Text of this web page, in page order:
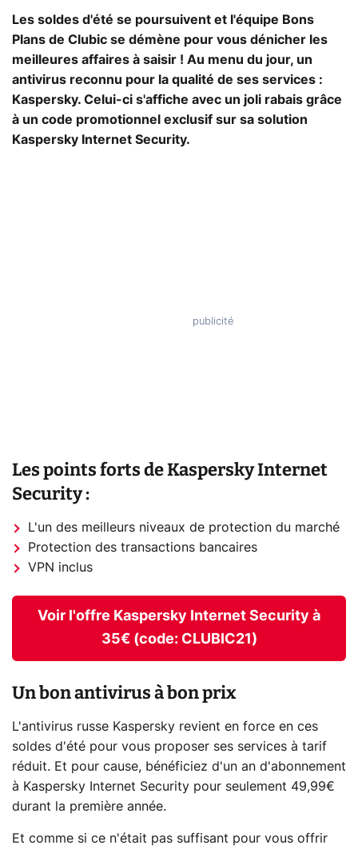
Les soldes d'été se poursuivent et l'équipe Bons
Plans de Clubic se démène pour vous dénicher les
meilleures affaires à saisir ! Au menu du jour, un
antivirus reconnu pour la qualité de ses services :
Kaspersky. Celui-ci s'affiche avec un joli rabais grâce
à un code promotionnel exclusif sur sa solution
Kaspersky Internet Security.
Les points forts de Kaspersky Internet
Security :
L'un des meilleurs niveaux de protection du marché
Protection des transactions bancaires
VPN inclus
Voir l'offre Kaspersky Internet Security à
35€ (code: CLUBIC21)
Un bon antivirus à bon prix
L'antivirus russe Kaspersky revient en force en ces
soldes d'été pour vous proposer ses services à tarif
réduit. Et pour cause, bénéficiez d'un an d'abonnement
à Kaspersky Internet Security pour seulement 49,99€
durant la première année.
Et comme si ce n'était pas suffisant pour vous offrir